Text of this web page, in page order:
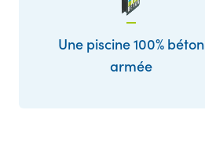
Une piscine 100% béton
armée